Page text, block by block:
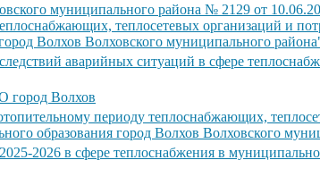
муниципального района № 2129 от
теплосетевых организаций и
Волхов Волховского муниципального
аварийных ситуаций в сфере
город Волхов
периоду теплоснабжающих,
образования город Волхов Волховского
2026 в сфере теплоснабжения в